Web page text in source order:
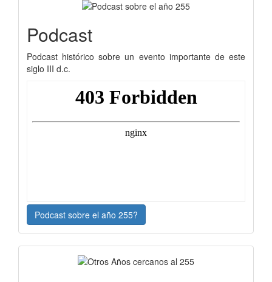
Podcast
Podcast histórico sobre un evento importante de este
siglo III d.c.
Podcast sobre el año 255?